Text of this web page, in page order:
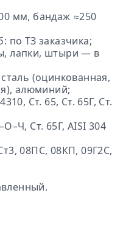
мм, бандаж ≈250
по ТЗ заказчика;
лапки, штыри — в
(оцинкованная,
алюминий;
Ст. 65, Ст. 65Г, Ст.
Ст. 65Г, AISI 304
08ПС, 08КП, 09Г2С,